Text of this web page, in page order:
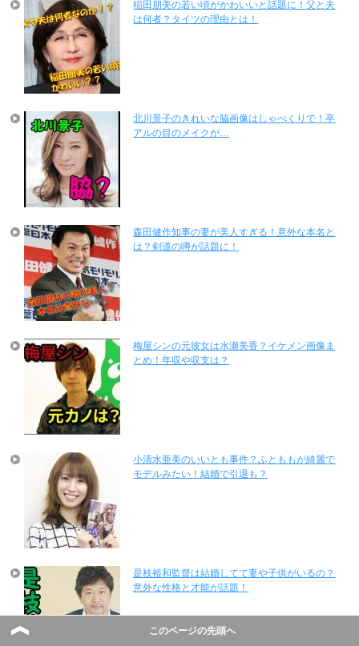
稲田朋美の若い頃がかわいいと話題に！父と夫
は何者？タイツの理由とは！
北川景子のきれいな脇画像はしゃべくりで！卒
アルの目のメイクが…
森田健作知事の妻が美人すぎる！意外な本名と
は？剣道の噂が話題に！
梅屋シンの元彼女は水瀬美香？イケメン画像ま
とめ！年収や収支は？
小清水亜美のいいとも事件？ふとももが綺麗で
モデルみたい！結婚で引退も？
是枝裕和監督は結婚してて妻や子供がいるの？
意外な性格と才能が話題！
このページの先頭へ